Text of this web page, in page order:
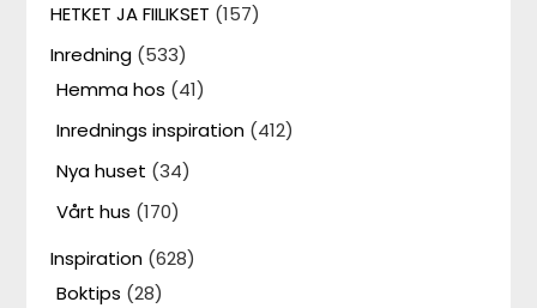
HETKET JA FIILIKSET (157)
Inredning (533)
Hemma hos (41)
Inrednings inspiration (412)
Nya huset (34)
Vårt hus (170)
Inspiration (628)
Boktips (28)